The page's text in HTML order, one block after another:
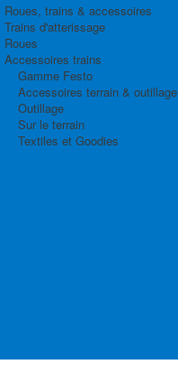
Roues, trains & accessoires
Trains d'atterissage
Roues
Accessoires trains
Gamme Festo
Accessoires terrain & outillage
Outillage
Sur le terrain
Textiles et Goodies